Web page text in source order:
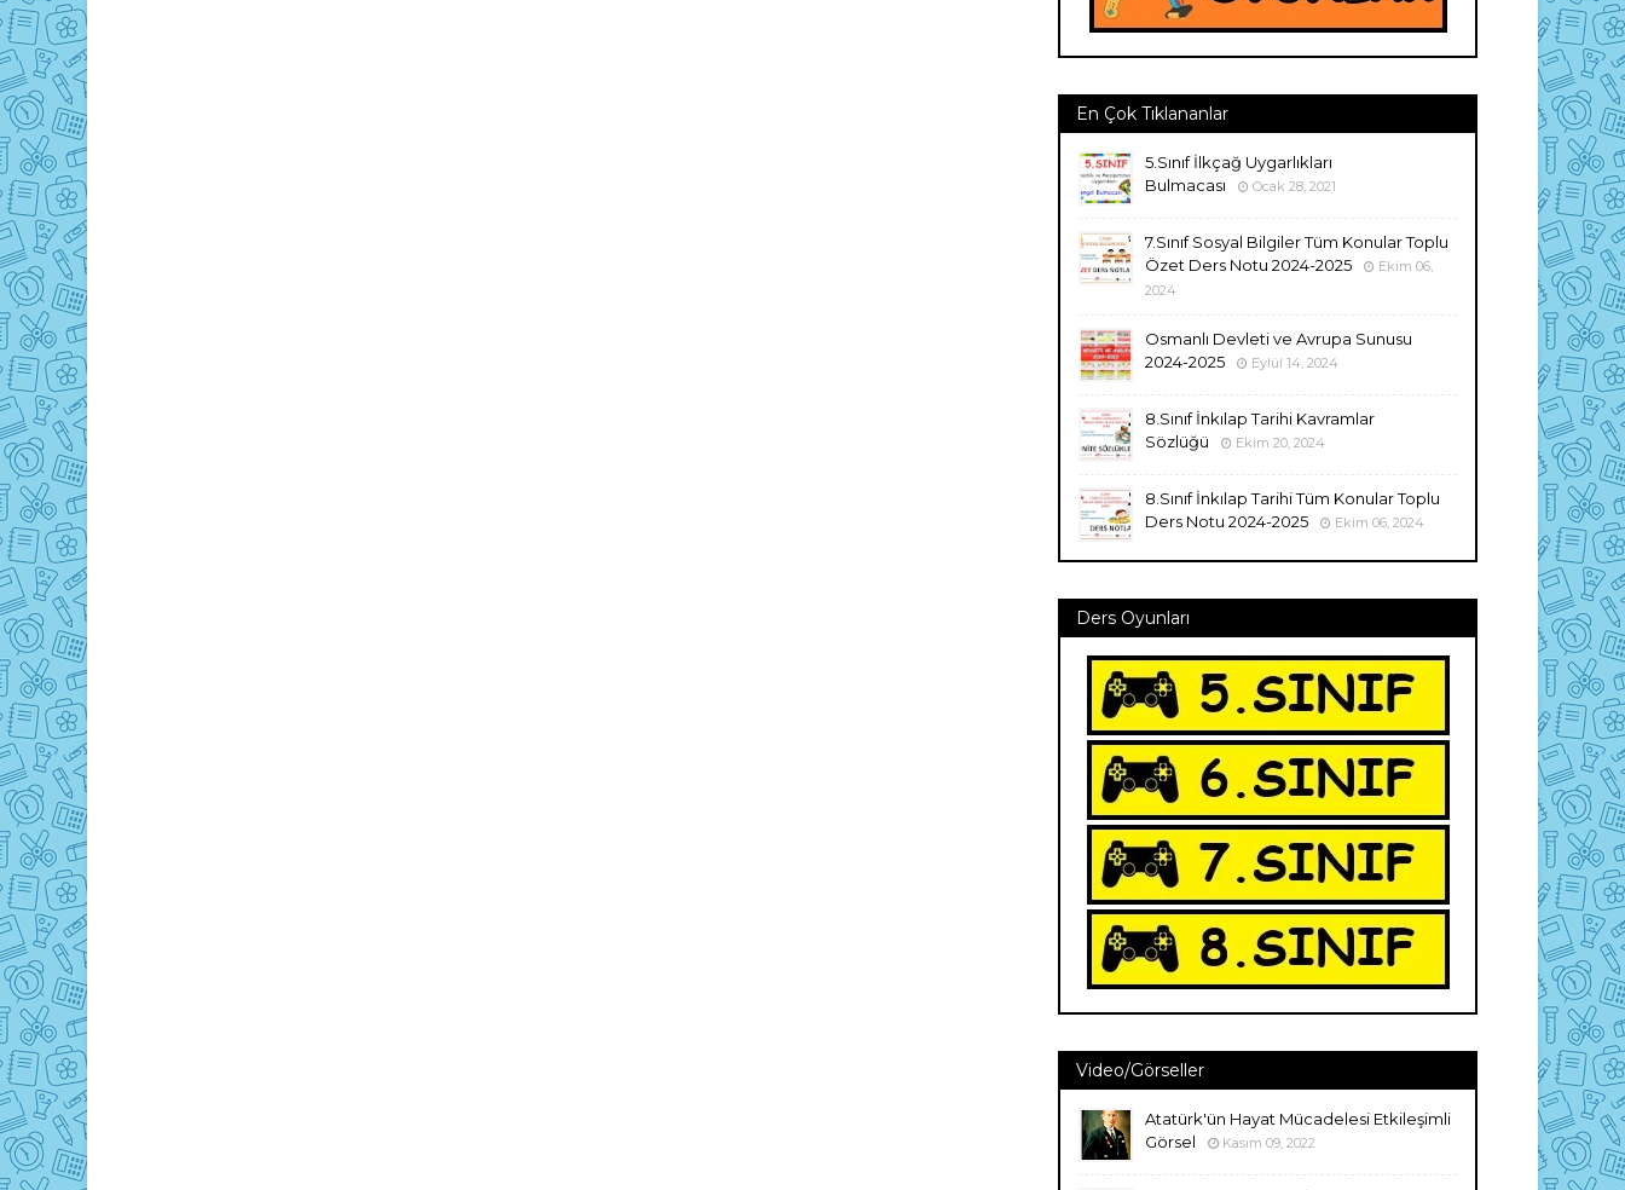
En Çok Tıklananlar
5.Sınıf İlkçağ Uygarlıkları
Bulmacası
Ocak 28, 2021
7.Sınıf Sosyal Bilgiler Tüm Konular Toplu
Özet Ders Notu 2024-2025
Ekim 06,
2024
Osmanlı Devleti ve Avrupa Sunusu
2024-2025
Eylül 14, 2024
8.Sınıf İnkılap Tarihi Kavramlar
Sözlüğü
Ekim 20, 2024
8.Sınıf İnkılap Tarihi Tüm Konular Toplu
Ders Notu 2024-2025
Ekim 06, 2024
Ders Oyunları
Video/Görseller
Atatürk'ün Hayat Mücadelesi Etkileşimli
Görsel
Kasım 09, 2022